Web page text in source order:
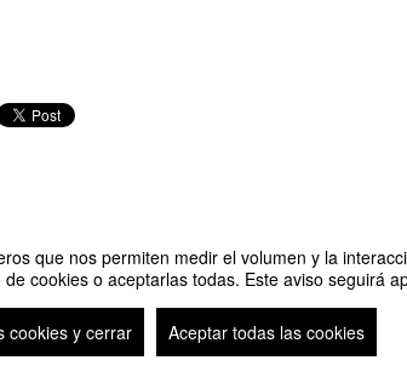
que nos permiten medir el volumen y la
cookies o aceptarlas todas. Este aviso seguirá
cookies y cerrar Aceptar todas las cookies
en Economía Circular y Sostenibilidad
Aviso legal|Contacto